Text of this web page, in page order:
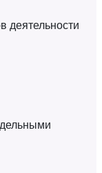
деятельности